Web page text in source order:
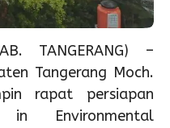
TANGERANG) –
Tangerang Moch.
rapat persiapan
in Environmental